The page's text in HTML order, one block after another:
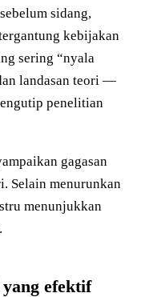
sidang,
kebijakan
sering “nyala
landasan teori —
penelitian
gagasan
Selain menurunkan
menunjukkan
efektif